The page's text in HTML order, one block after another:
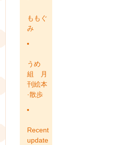
ももぐ
み
うめ
組 月
刊絵本
·散歩
Recent
update